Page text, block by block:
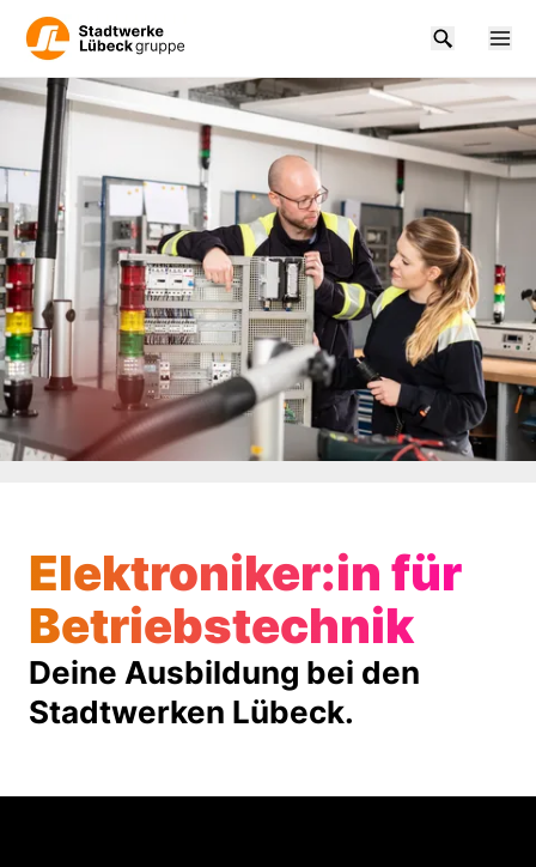
Elek­tro­niker:in für
Betriebs­­technik
Deine Ausbildung bei den
Stadtwerken Lübeck.